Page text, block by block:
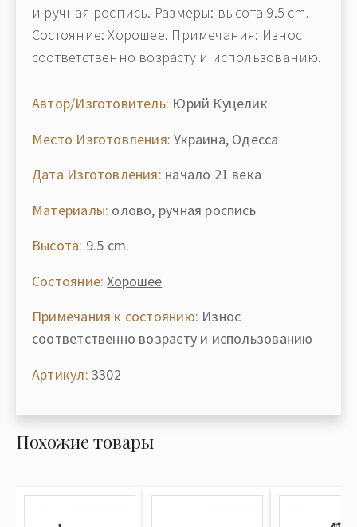
и ручная роспись. Размеры: высота 9.5 cm.
Состояние: Хорошее. Примечания: Износ
соответственно возрасту и использованию.
Автор/Изготовитель: Юрий Куцелик
Место Изготовления: Украина, Одесса
Дата Изготовления: начало 21 века
Материалы: олово, ручная роспись
Высота: 9.5 cm.
Состояние: Хорошее
Примечания к состоянию: Износ
соответственно возрасту и использованию
Артикул: 3302
Похожие товары